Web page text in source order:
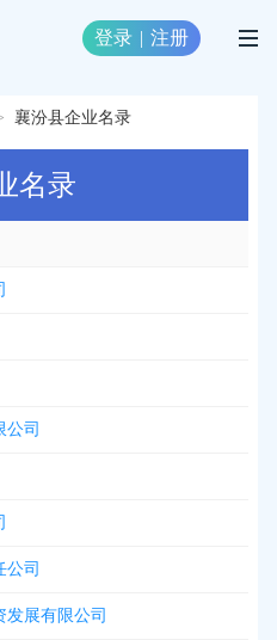
登录 | 注册
襄汾县企业名录
名录
司
司
展有限公司